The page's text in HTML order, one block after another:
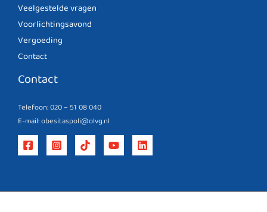
Veelgestelde vragen
Voorlichtingsavond
Vergoeding
Contact
Contact
Telefoon: 020 – 51 08 040
E-mail: obesitaspoli@olvg.nl